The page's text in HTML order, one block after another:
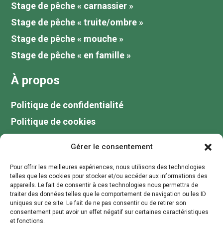
Gérer le consentement
Pour offrir les meilleures expériences, nous utilisons des technologies
telles que les cookies pour stocker et/ou accéder aux informations des
appareils. Le fait de consentir à ces technologies nous permettra de
traiter des données telles que le comportement de navigation ou les ID
uniques sur ce site. Le fait de ne pas consentir ou de retirer son
consentement peut avoir un effet négatif sur certaines caractéristiques
et fonctions.
Stage de pêche « carnassier »
Stage de pêche « truite/ombre »
Stage de pêche « mouche »
Stage de pêche « en famille »
À propos
Politique de confidentialité
Politique de cookies
Blog
Votre guide de pêche au lac du Der
Contactez moi